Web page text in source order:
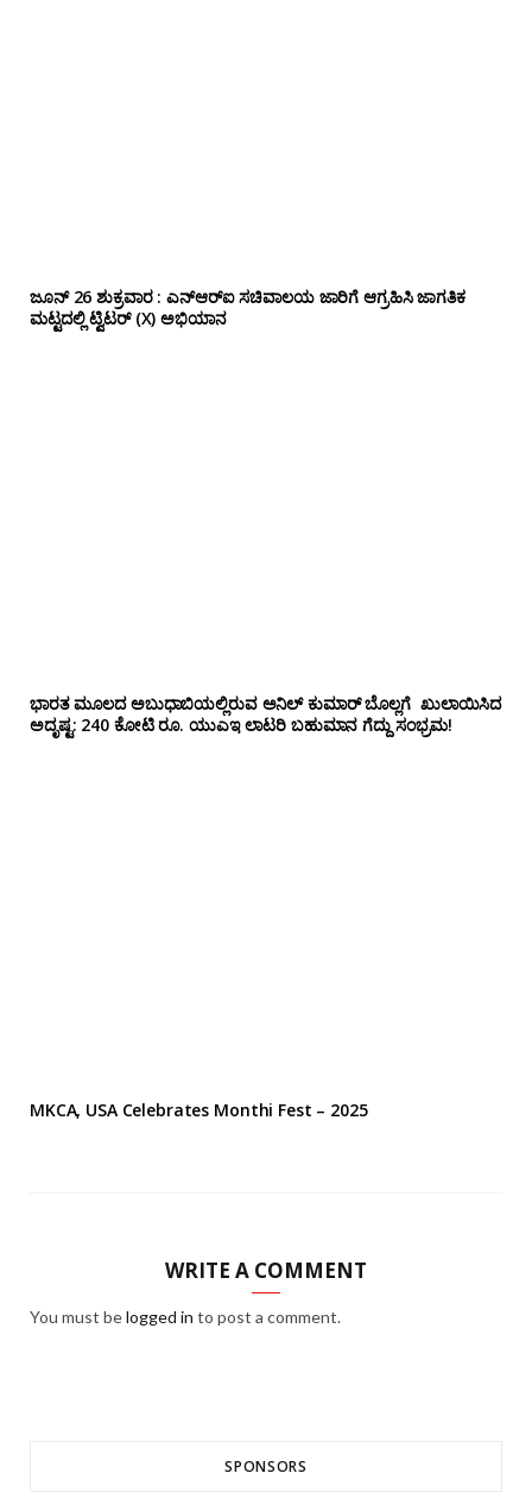
ಜೂನ್ 26 ಶುಕ್ರವಾರ : ಎನ್‌ಆರ್‌ಐ ಸಚಿವಾಲಯ ಜಾರಿಗೆ ಆಗ್ರಹಿಸಿ ಜಾಗತಿಕ
ಮಟ್ಟದಲ್ಲಿ ಟ್ವಿಟರ್ (X) ಅಭಿಯಾನ
ಭಾರತ ಮೂಲದ ಅಬುಧಾಬಿಯಲ್ಲಿರುವ ಅನಿಲ್‌ ಕುಮಾರ್ ಬೊಲ್ಲಗೆ ಖುಲಾಯಿಸಿದ
ಅದೃಷ್ಟ: 240 ಕೋಟಿ ರೂ. ಯುಎಇ ಲಾಟರಿ ಬಹುಮಾನ ಗೆದ್ದು ಸಂಭ್ರಮ!
MKCA, USA Celebrates Monthi Fest – 2025
WRITE A COMMENT
You must belogged in to post a comment.
SPONSORS